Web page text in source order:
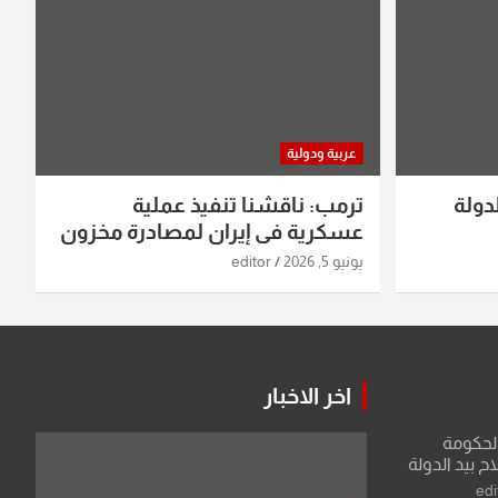
عربية ودولية
ترمب: ناقشنا تنفيذ عملية
عسكرية في إيران لمصادرة مخزون
اليورانيوم
يونيو 5, 2026 editor
بيد الدولة
اخر الاخبار